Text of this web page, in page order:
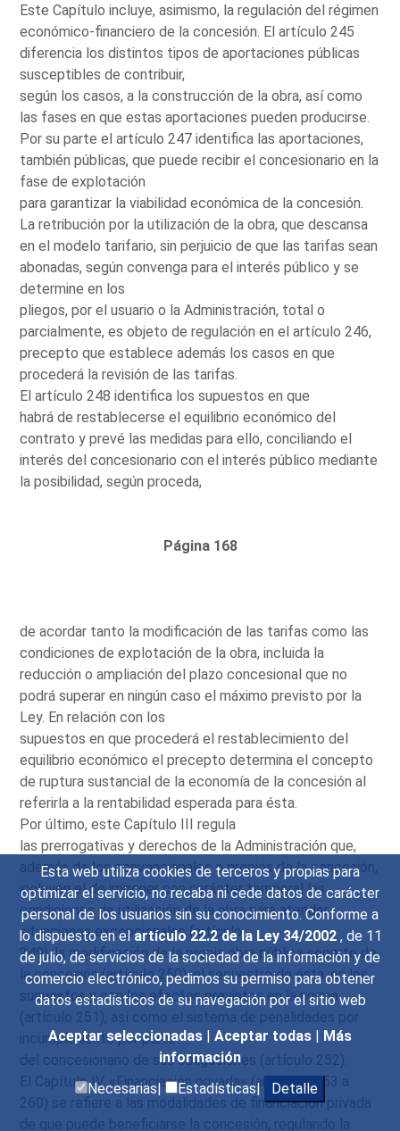
Esta web utiliza cookies de terceros y propias para
optimizar el servicio, no recaba ni cede datos de carácter
personal de los usuarios sin su conocimiento. Conforme a
lo dispuesto en elartículo 22.2 de la Ley 34/2002 , de 11
de julio, de servicios de la sociedad de la información y de
comercio electrónico, pedimos su permiso para obtener
datos estadísticos de su navegación por el sitio web
Aceptar seleccionadas | Aceptar todas | Más
información
Necesarias|
Estadísticas| Detalle
Este Capítulo incluye, asimismo, la regulación del régimen
económico-financiero de la concesión. El artículo 245
diferencia los distintos tipos de aportaciones públicas
susceptibles de contribuir,
según los casos, a la construcción de la obra, así como
las fases en que estas aportaciones pueden producirse.
Por su parte el artículo 247 identifica las aportaciones,
también públicas, que puede recibir el concesionario en la
fase de explotación
para garantizar la viabilidad económica de la concesión.
La retribución por la utilización de la obra, que descansa
en el modelo tarifario, sin perjuicio de que las tarifas sean
abonadas, según convenga para el interés público y se
determine en los
pliegos, por el usuario o la Administración, total o
parcialmente, es objeto de regulación en el artículo 246,
precepto que establece además los casos en que
procederá la revisión de las tarifas.
El artículo 248 identifica los supuestos en que
habrá de restablecerse el equilibrio económico del
contrato y prevé las medidas para ello, conciliando el
interés del concesionario con el interés público mediante
la posibilidad, según proceda,
Página 168
de acordar tanto la modificación de las tarifas como las
condiciones de explotación de la obra, incluida la
reducción o ampliación del plazo concesional que no
podrá superar en ningún caso el máximo previsto por la
Ley. En relación con los
supuestos en que procederá el restablecimiento del
equilibrio económico el precepto determina el concepto
de ruptura sustancial de la economía de la concesión al
referirla a la rentabilidad esperada para ésta.
Por último, este Capítulo III regula
las prerrogativas y derechos de la Administración que,
además de los convencionales o propios de la concesión,
incluyen el de imponer con carácter temporal las
condiciones de utilización de la obra para atender
situaciones excepcionales (artículo
249), la modificación de la propia obra pública soporte de
la concesión (artículo 250), el secuestro de ésta, en los
supuestos y con los efectos previstos en la norma
(artículo 251), así como el sistema de penalidades por
incumplimiento por parte
del concesionario de sus obligaciones (artículo 252).
El Capítulo IV, «Financiación privada» (artículos 253 a
260) se refiere a las modalidades de financiación privada
de que puede beneficiarse la concesión, regulando la